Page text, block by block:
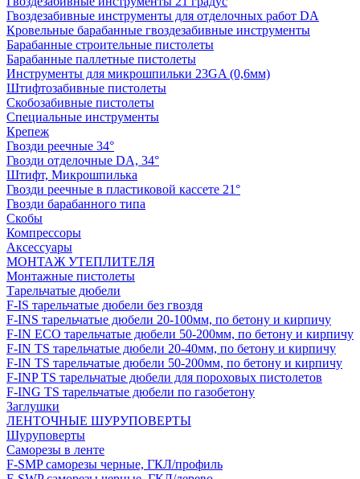
Гвоздезабивные инструменты для отделочных работ DA
Кровельные барабанные гвоздезабивные инструменты
Барабанные строительные пистолеты
Барабанные паллетные пистолеты
Инструменты для микрошпильки 23GA (0,6мм)
Штифтозабивные пистолеты
Скобозабивные пистолеты
Специальные инструменты
Крепеж
Гвозди реечные 34°
Гвозди отделочные DA, 34°
Штифт, Микрошпилька
Гвозди реечные в пластиковой кассете 21°
Гвозди барабанного типа
Скобы
Компрессоры
Аксессуары
МОНТАЖ УТЕПЛИТЕЛЯ
Монтажные пистолеты
Тарельчатые дюбели
F-IS тарельчатые дюбели без гвоздя
F-INS тарельчатые дюбели 20-100мм, по бетону и кирпичу
F-IN ECO тарельчатые дюбели 50-200мм, по бетону и кирпичу
F-IN TS тарельчатые дюбели 20-40мм, по бетону и кирпичу
F-IN TS тарельчатые дюбели 50-200мм, по бетону и кирпичу
F-INP TS тарельчатые дюбели для пороховых пистолетов
F-ING TS тарельчатые дюбели по газобетону
Заглушки
ЛЕНТОЧНЫЕ ШУРУПОВЕРТЫ
Шуруповерты
Саморезы в ленте
F-SMP саморезы черные, ГКЛ/профиль